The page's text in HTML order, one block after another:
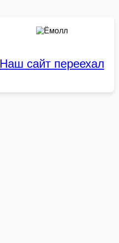
Наш сайт переехал